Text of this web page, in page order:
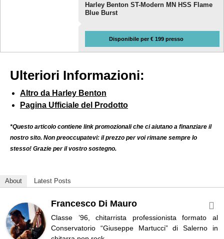
Harley Benton ST-Modern MN HSS Flame
Blue Burst
Disponibile per € 199 presso
Ulteriori Informazioni:
Altro da Harley Benton
Pagina Ufficiale del Prodotto
*Questo articolo contiene link promozionali che ci aiutano a finanziare il
nostro sito. Non preoccupatevi: il prezzo per voi rimane sempre lo
stesso! Grazie per il vostro sostegno.
About Latest Posts
Francesco Di Mauro
Classe ’96, chitarrista professionista formato al
Conservatorio “Giuseppe Martucci” di Salerno in